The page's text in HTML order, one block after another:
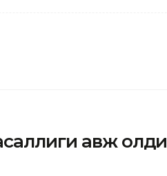
авж олди